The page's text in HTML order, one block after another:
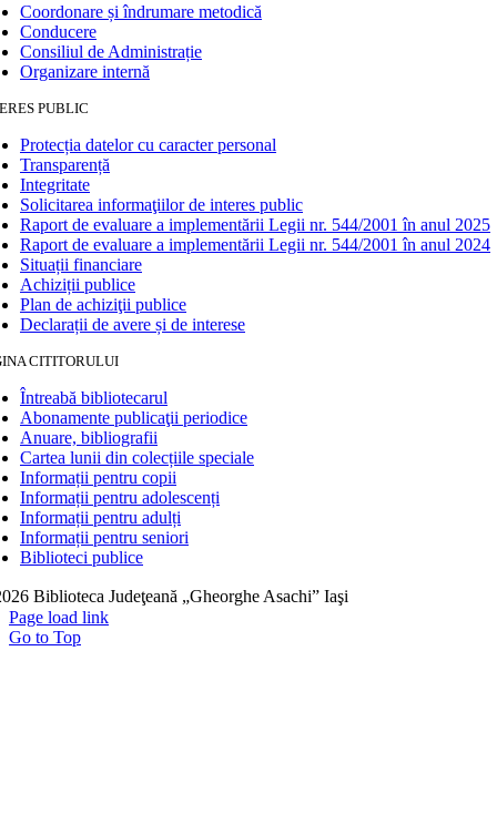
Coordonare și îndrumare metodică
Conducere
Consiliul de Administrație
Organizare internă
PUBLIC
Protecția datelor cu caracter personal
Transparență
Integritate
Solicitarea informaţiilor de interes public
Raport de evaluare a implementării Legii nr. 544/2001 în anul 2025
Raport de evaluare a implementării Legii nr. 544/2001 în anul 2024
Situații financiare
Achiziții publice
Plan de achiziţii publice
Declarații de avere și de interese
CITITORULUI
Întreabă bibliotecarul
Abonamente publicaţii periodice
Anuare, bibliografii
Cartea lunii din colecțiile speciale
Informații pentru copii
Informații pentru adolescenți
Informații pentru adulți
Informații pentru seniori
Biblioteci publice
Biblioteca Judeţeană „Gheorghe Asachi” Iaşi
Page load link
Go to Top